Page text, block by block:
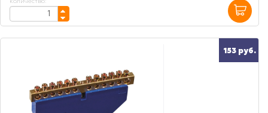
количество:
153 руб.